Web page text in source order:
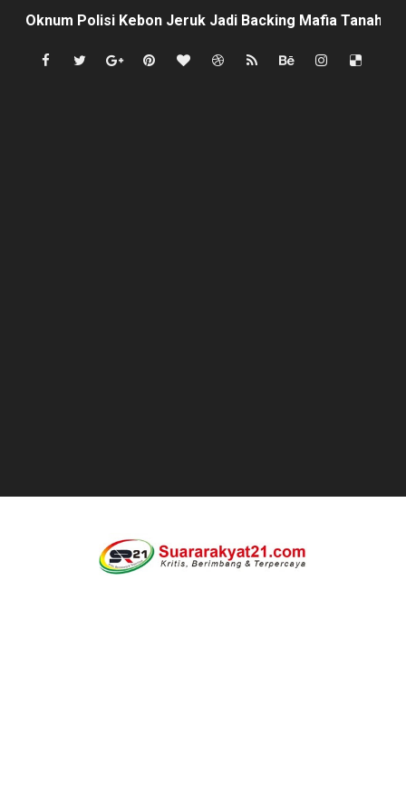
Oknum Polisi Kebon Jeruk Jadi Backing Mafia Tanah
Ketua PWC, Apresiasi HUT- Ri yang ke 81, yang di
Disaksikan CEO Bos Papua Barat, turnamen sepak